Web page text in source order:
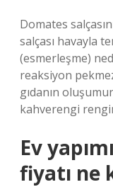
Domates
salçası havayla
(esmerleşme)
reaksiyon
gıdanın
kahverengi
Ev
fiyatı ne